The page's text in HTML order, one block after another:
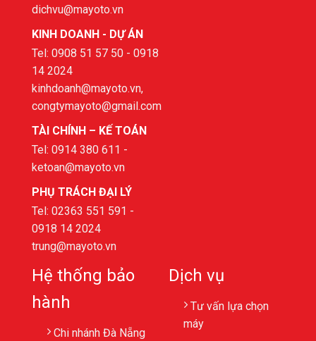
dichvu@mayoto.vn
KINH DOANH - DỰ ÁN
Tel: 0908 51 57 50 - 0918
14 2024
kinhdoanh@mayoto.vn,
congtymayoto@gmail.com
TÀI CHÍNH – KẾ TOÁN
Tel: 0914 380 611 -
ketoan@mayoto.vn
PHỤ TRÁCH ĐẠI LÝ
Tel: 02363 551 591 -
0918 14 2024
trung@mayoto.vn
Hệ thống bảo
hành
Chi nhánh Đà Nẵng
Dịch vụ
Tư vấn lựa chọn
máy